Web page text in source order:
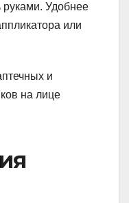
руками. Удобнее
или